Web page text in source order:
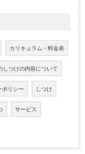
カリキュラム・料金表
しつけの内容について
ポリシー しつけ
サービス